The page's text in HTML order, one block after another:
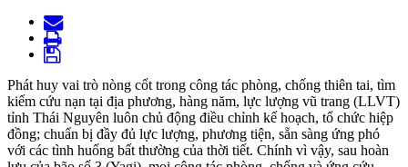
Phát huy vai trò nòng cốt trong công tác phòng, chống thiên tai, tìm
kiếm cứu nạn tại địa phương, hàng năm, lực lượng vũ trang (LLVT)
tỉnh Thái Nguyên luôn chủ động điều chỉnh kế hoạch, tổ chức hiệp
đồng; chuẩn bị đầy đủ lực lượng, phương tiện, sẵn sàng ứng phó
với các tình huống bất thường của thời tiết. Chính vì vậy, sau hoàn